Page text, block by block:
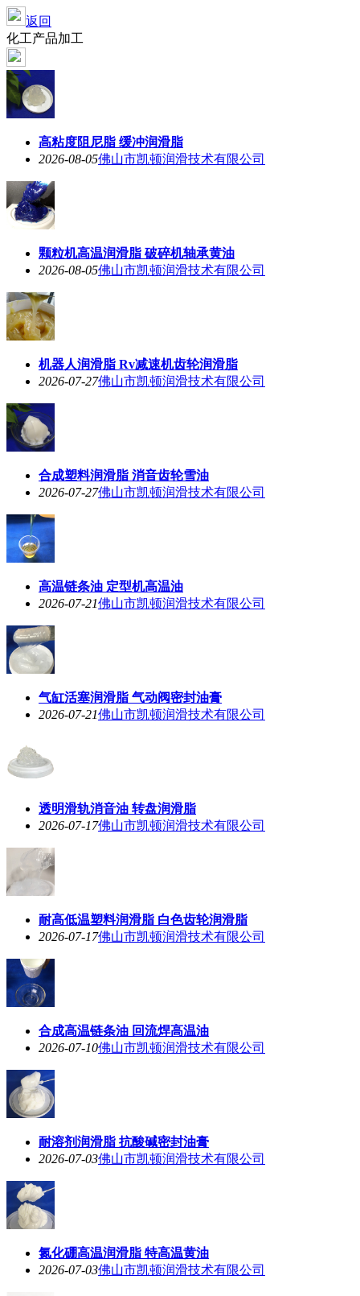
返回
化工产品加工
高粘度阻尼脂 缓冲润滑脂
2026-08-05佛山市凯顿润滑技术有限公司
颗粒机高温润滑脂 破碎机轴承黄油
2026-08-05佛山市凯顿润滑技术有限公司
机器人润滑脂 Rv减速机齿轮润滑脂
2026-07-27佛山市凯顿润滑技术有限公司
合成塑料润滑脂 消音齿轮雪油
2026-07-27佛山市凯顿润滑技术有限公司
高温链条油 定型机高温油
2026-07-21佛山市凯顿润滑技术有限公司
气缸活塞润滑脂 气动阀密封油膏
2026-07-21佛山市凯顿润滑技术有限公司
透明滑轨消音油 转盘润滑脂
2026-07-17佛山市凯顿润滑技术有限公司
耐高低温塑料润滑脂 白色齿轮润滑脂
2026-07-17佛山市凯顿润滑技术有限公司
合成高温链条油 回流焊高温油
2026-07-10佛山市凯顿润滑技术有限公司
耐溶剂润滑脂 抗酸碱密封油膏
2026-07-03佛山市凯顿润滑技术有限公司
氮化硼高温润滑脂 特高温黄油
2026-07-03佛山市凯顿润滑技术有限公司